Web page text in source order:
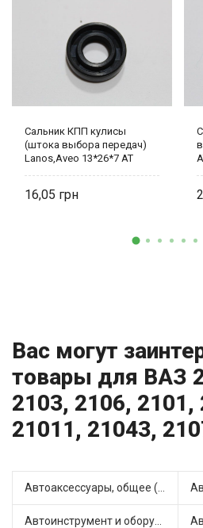
Сальник КПП кулисы
(штока выбора передач)
Lanos,Aveo 13*26*7 AT
16,05
Вас могут
товары для ВАЗ
2103, 2106, 2101,
21011, 21043,
Автоаксессуары, общее (1)
Автоинструмент и оборудование (7)